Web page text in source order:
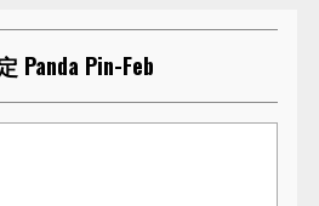
Panda Pin-Feb